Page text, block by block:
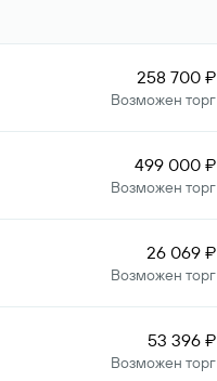
258 700 ₽
Возможен торг
499 000 ₽
Возможен торг
26 069 ₽
Возможен торг
53 396 ₽
Возможен торг